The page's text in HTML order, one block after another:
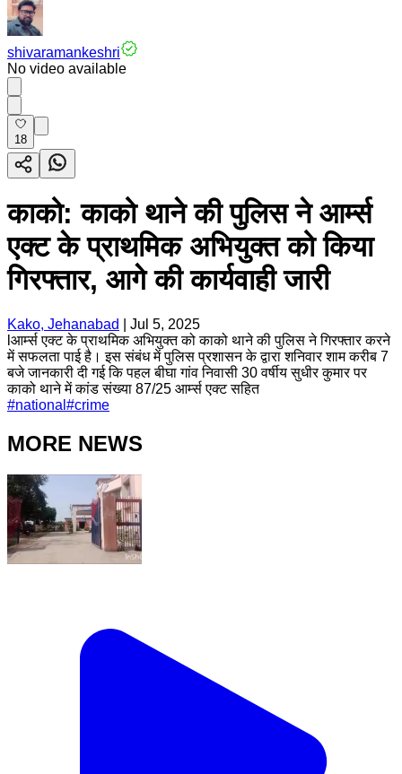
shivaramankeshri
No video available
18
काको: काको थाने की पुलिस ने आर्म्स
एक्ट के प्राथमिक अभियुक्त को किया
गिरफ्तार, आगे की कार्यवाही जारी
Kako, Jehanabad
Jul 5, 2025
lआर्म्स एक्ट के प्राथमिक अभियुक्त को काको थाने की पुलिस ने गिरफ्तार करने
में सफलता पाई है। इस संबंध में पुलिस प्रशासन के द्वारा शनिवार शाम करीब 7
बजे जानकारी दी गई कि पहल बीघा गांव निवासी 30 वर्षीय सुधीर कुमार पर
काको थाने में कांड संख्या 87/25 आर्म्स एक्ट सहित
#national #crime
MORE NEWS